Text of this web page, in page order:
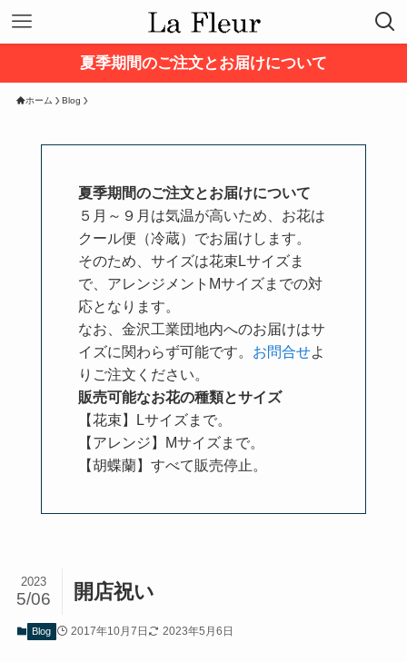
夏季期間のご注文とお届けについて
ホーム Blog
夏季期間のご注文とお届けについて
５月～９月は気温が高いため、お花は
クール便（冷蔵）でお届けします。
そのため、サイズは花束Lサイズま
で、アレンジメントMサイズまでの対
応となります。
なお、金沢工業団地内へのお届けはサ
イズに関わらず可能です。 お問合せよ
りご注文ください。
販売可能なお花の種類とサイズ
【花束】Lサイズまで。
【アレンジ】Mサイズまで。
【胡蝶蘭】すべて販売停止。
開店祝い
2023
5/06
Blog 2017年10月7日 2023年5月6日